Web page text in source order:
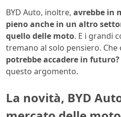
BYD Auto, inoltre, avrebbe in
pieno anche in un altro
quello delle moto. E i grandi
tremano al solo pensiero. Che
potrebbe accadere in futuro?
questo argomento.
La novità, BYD